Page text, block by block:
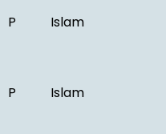
P Islam
P Islam